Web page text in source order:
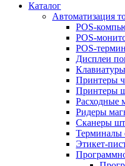
Каталог
Автоматизация
POS-
POS-
POS-
Дисплеи
Принтеры
Принтеры
Расходные
Ридеры
Сканеры
Терминалы
Этикет-